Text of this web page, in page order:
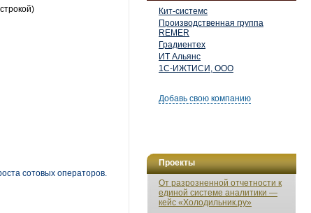
Кит-системс
Производственная группа
REMER
Градиентех
ИТ Альянс
1С-ИЖТИСИ, ООО
Добавь свою компанию
Проекты
От разрозненной отчетности к
единой системе аналитики —
кейс «Холодильник.ру»
сотовых операторов.